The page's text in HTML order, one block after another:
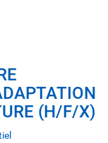
(H/F/X)